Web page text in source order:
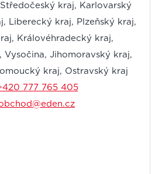
kraj, Karlovarský
Liberecký kraj, Plzeňský kraj,
Královéhradecký kraj,
Vysočina, Jihomoravský kraj,
kraj, Ostravský kraj
777 765 405